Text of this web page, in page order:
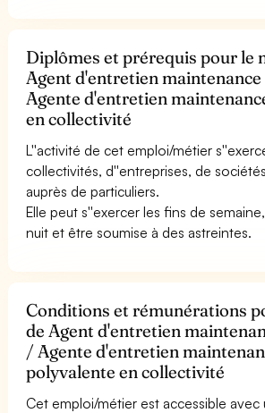
Diplômes et prérequis pour le
Agent d'entretien
Agente d'entretien
en collectivité
L''activité de cet emploi/métier
collectivités, d''entreprises, de
auprès de particuliers.
Elle peut s''exercer les fins de
nuit et être soumise à des astreintes.
Conditions et rémunérations
de Agent d'entretien
/ Agente d'entretien
polyvalente en collectivité
Cet emploi/métier est accessible avec